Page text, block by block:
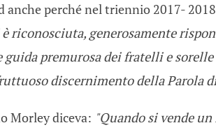
anche perché nel triennio 2017- 2018
riconosciuta, generosamente
guida premurosa dei fratelli e
discernimento della Parola
Morley diceva: "Quando si vende